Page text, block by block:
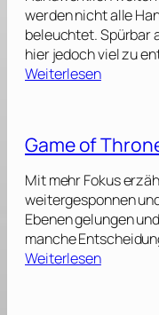
t
a
f
f
8
[
2
0
1
9
]
f
T
h
r
o
s
:
S
t
a
f
f
werden nicht alle
beleuchtet. Spürbar
hier jedoch viel zu
Weiterlesen:
e
o
f
T
h
r
o
Game of
Mit mehr Fokus
weitergesponnen
Ebenen gelungen
manche
Weiterlesen: